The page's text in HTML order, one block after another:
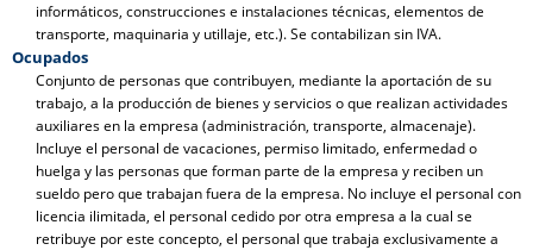
informáticos, construcciones e instalaciones técnicas, elementos de
transporte, maquinaria y utillaje, etc.). Se contabilizan sin IVA.
Ocupados
Conjunto de personas que contribuyen, mediante la aportación de su
trabajo, a la producción de bienes y servicios o que realizan actividades
auxiliares en la empresa (administración, transporte, almacenaje).
Incluye el personal de vacaciones, permiso limitado, enfermedad o
huelga y las personas que forman parte de la empresa y reciben un
sueldo pero que trabajan fuera de la empresa. No incluye el personal con
licencia ilimitada, el personal cedido por otra empresa a la cual se
retribuye por este concepto, el personal que trabaja exclusivamente a